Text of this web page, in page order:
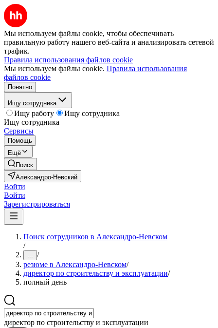
Мы используем файлы cookie, чтобы обеспечивать
правильную работу нашего веб-сайта и анализировать сетевой
трафик.
Правила использования файлов cookie
Мы используем файлы cookie. Правила использования
файлов cookie
Понятно
Ищу сотрудника
Ищу работу
Ищу сотрудника
Ищу сотрудника
Сервисы
Помощь
Ещё
Поиск
Александро-Невский
Войти
Войти
Зарегистрироваться
Поиск сотрудников в Александро-Невском
/
... /
резюме в Александро-Невском/
директор по строительству и эксплуатации/
полный день
директор по строительству и эксплуатации